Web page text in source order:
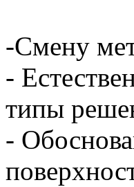
-Смену
-
типы
-